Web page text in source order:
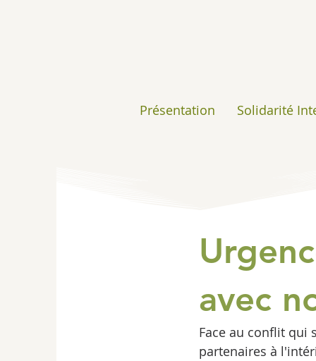
Présentation Solidarité
avec
Face au conflit qui
partenaires à